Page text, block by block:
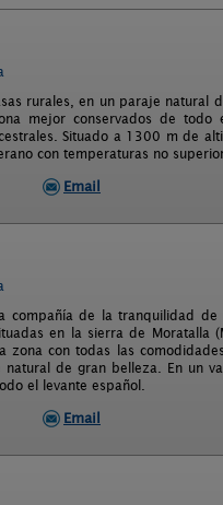
rurales, en un paraje natural
mejor conservados de
Situado a 1300 m de
con temperaturas no
Email
de la tranquilidad de
en la sierra de Moratalla
zona con todas las
de gran belleza. En un
el levante español.
Email